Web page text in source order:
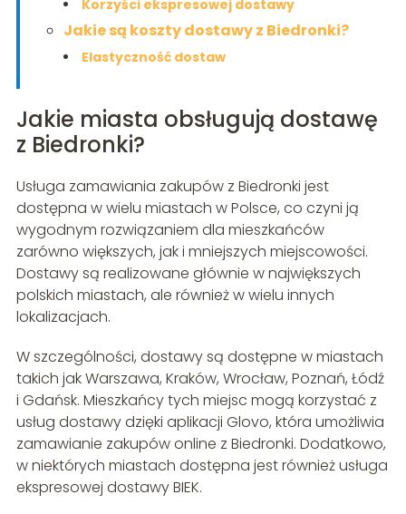
Korzyści ekspresowej dostawy
Jakie są koszty dostawy z Biedronki?
Elastyczność dostaw
Jakie miasta obsługują dostawę
z Biedronki?
Usługa zamawiania zakupów z Biedronki jest
dostępna w wielu miastach w Polsce, co czyni ją
wygodnym rozwiązaniem dla mieszkańców
zarówno większych, jak i mniejszych miejscowości.
Dostawy są realizowane głównie w największych
polskich miastach, ale również w wielu innych
lokalizacjach.
W szczególności, dostawy są dostępne w miastach
takich jak Warszawa, Kraków, Wrocław, Poznań, Łódź
i Gdańsk. Mieszkańcy tych miejsc mogą korzystać z
usług dostawy dzięki aplikacji Glovo, która umożliwia
zamawianie zakupów online z Biedronki. Dodatkowo,
w niektórych miastach dostępna jest również usługa
ekspresowej dostawy BIEK.